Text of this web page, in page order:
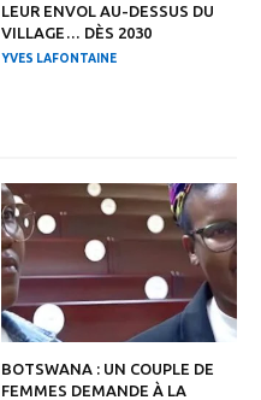
LEUR ENVOL AU-DESSUS DU
VILLAGE… DÈS 2030
YVES LAFONTAINE
BOTSWANA : UN COUPLE DE
FEMMES DEMANDE À LA